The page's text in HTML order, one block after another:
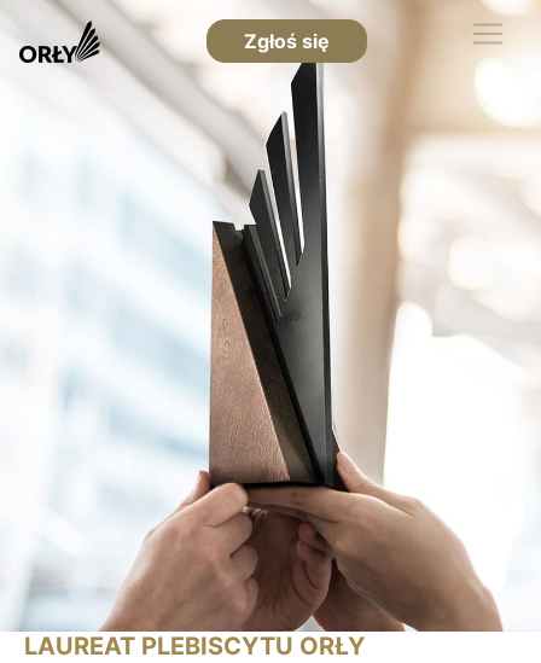
Zgłoś się
LAUREAT PLEBISCYTU ORŁY